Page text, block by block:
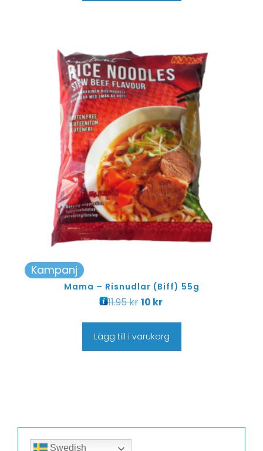
Kampanj
Mama – Risnudlar (Biff) 55g
11.95kr10 kr
Lägg till i varukorg
Swedish